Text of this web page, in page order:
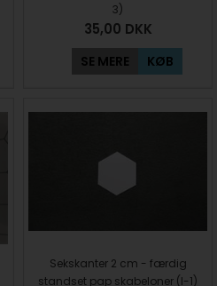
3)
35,00 DKK
SE MERE KØB
Sekskanter 2 cm - færdig
standset pap skabeloner (I-1)